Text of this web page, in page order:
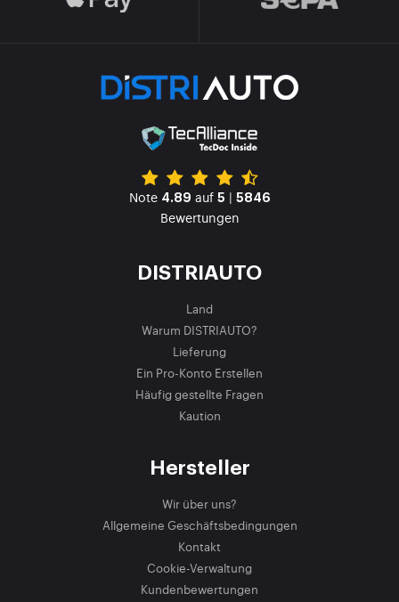
Note 4.89 auf 5 | 5846
Bewertungen
DISTRIAUTO
Land
Warum DISTRIAUTO?
Lieferung
Ein Pro-Konto Erstellen
Häufig gestellte Fragen
Kaution
Hersteller
Wir über uns?
Allgemeine Geschäftsbedingungen
Kontakt
Cookie-Verwaltung
Kundenbewertungen